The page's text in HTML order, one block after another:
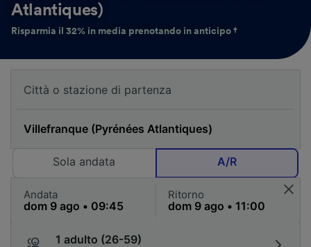
Atlantiques)
Risparmia il 32% in media prenotando in anticipo †
Sola andata A/R
Andata Ritorno
1 adulto (26-59)